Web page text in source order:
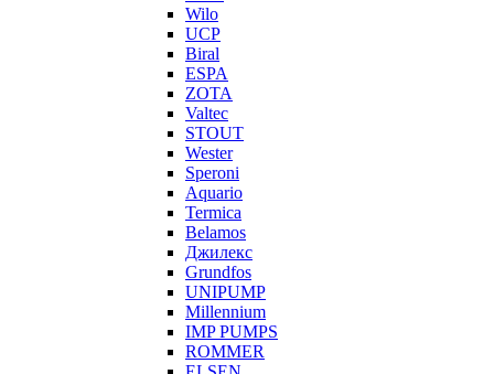
Wilo
UCP
Biral
ESPA
ZOTA
Valtec
STOUT
Wester
Speroni
Aquario
Termica
Belamos
Джилекс
Grundfos
UNIPUMP
Millennium
IMP PUMPS
ROMMER